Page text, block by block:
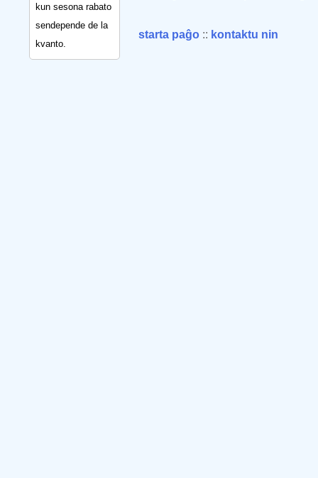
kun sesona rabato
sendepende de la
kvanto.
starta paĝo :: kontaktu nin